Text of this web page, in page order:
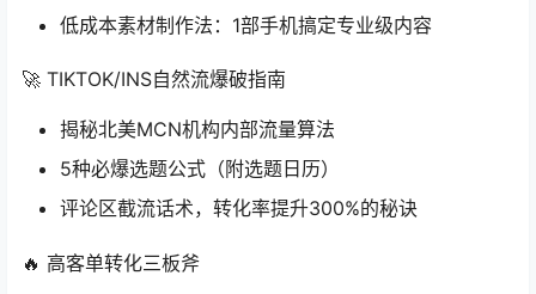
低成本素材制作法：1部手机搞定专业级内容
🚀 TIKTOK/INS自然流爆破指南
揭秘北美MCN机构内部流量算法
5种必爆选题公式（附选题日历）
评论区截流话术，转化率提升300%的秘诀
🔥 高客单转化三板斧